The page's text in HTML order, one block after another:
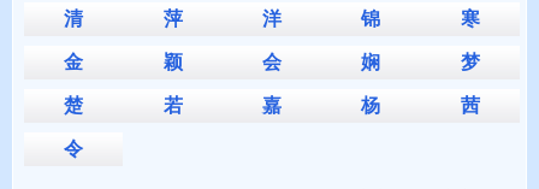
清 萍 洋 锦 寒
金 颖 会 娴 梦
楚 若 嘉 杨 茜
令